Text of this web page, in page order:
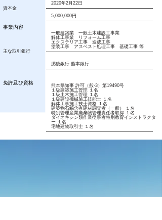
資本金
事業内容
主な取引銀行
免許及び資格
2020年2月22日
5,000,000円
一般建築業 一般土木建設工事業
解体工事業 リフォーム工事
エクステリア工事 造成工事
塗装工事 アスベスト処理工事 基礎工事 等
肥後銀行 熊本銀行
熊本県知事 許可（般-3）第19490号
１級建築施工管理 １名
１級土木施工管理 １名
１級建設機械施工技能士 １名
解体工事施工技士資格 １名
建築物石綿含有建材調査者（一般） １名
特別管理産業廃棄物管理責任者取得 １名
ダイオキシン類作業従事者特別教育インストラクタ
ー １名
宅地建物取引士 １名